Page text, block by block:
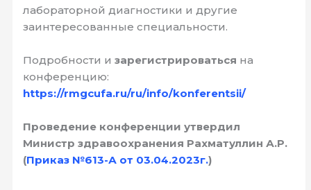
лабораторной диагностики и другие
заинтересованные специальности.
Подробности изарегистрироваться на
конференцию:
https://rmgcufa.ru/ru/info/konferentsii/
Проведение конференции утвердил
Министр здравоохранения Рахматуллин А.Р.
(Приказ №613-А от 03.04.2023г.)